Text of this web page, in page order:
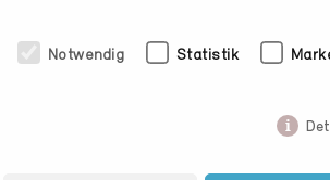
Notwendig Statistik